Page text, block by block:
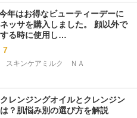
年はお得なビューティーデーに
ッサを購入しました。 顔以外で
る時に使用し…
7
スキンケアミルク　ＮＡ
レンジングオイルとクレンジン
？肌悩み別の選び方を解説